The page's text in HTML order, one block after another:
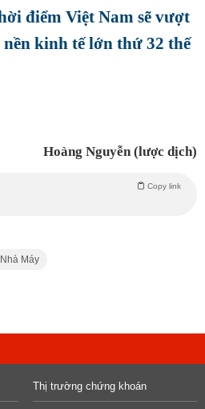
điểm Việt Nam sẽ vượt
kinh tế lớn thứ 32 thế
Hoàng Nguyễn (lược dịch)
Copy link
Nhà Máy
Thị trường chứng khoán